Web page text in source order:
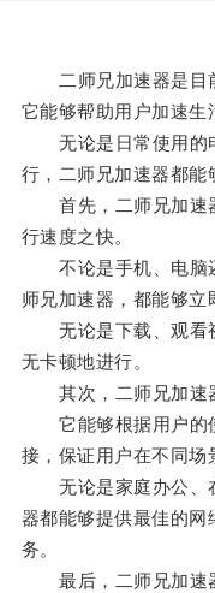
二师兄加速器是目前
它能够帮助用户加速生
无论是日常使用的
行，二师兄加速器都能
首先，二师兄加速
行速度之快。
不论是手机、电脑
师兄加速器，都能够立
无论是下载、观看
无卡顿地进行。
其次，二师兄加速
它能够根据用户的
接，保证用户在不同场
无论是家庭办公、
器都能够提供最佳的
务。
最后，二师兄加速器